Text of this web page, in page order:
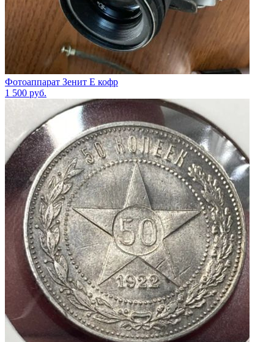
Фотоаппарат Зенит Е кофр
1 500 руб.